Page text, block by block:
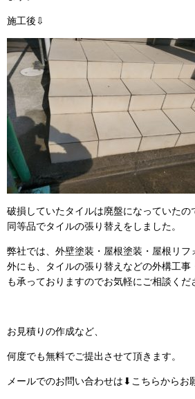
施工後⇩
破損していたタイルは廃盤になっていたの
同等品でタイルの張り替えをしました。
弊社では、外壁塗装・屋根塗装・屋根リフ
外にも、タイルの張り替えなどの外構工事
も承っておりますのでお気軽にご相談くだ
お見積りの作成など、
何度でも無料でご提出させて頂きます。
メールでのお問い合わせは⬇こちらからお